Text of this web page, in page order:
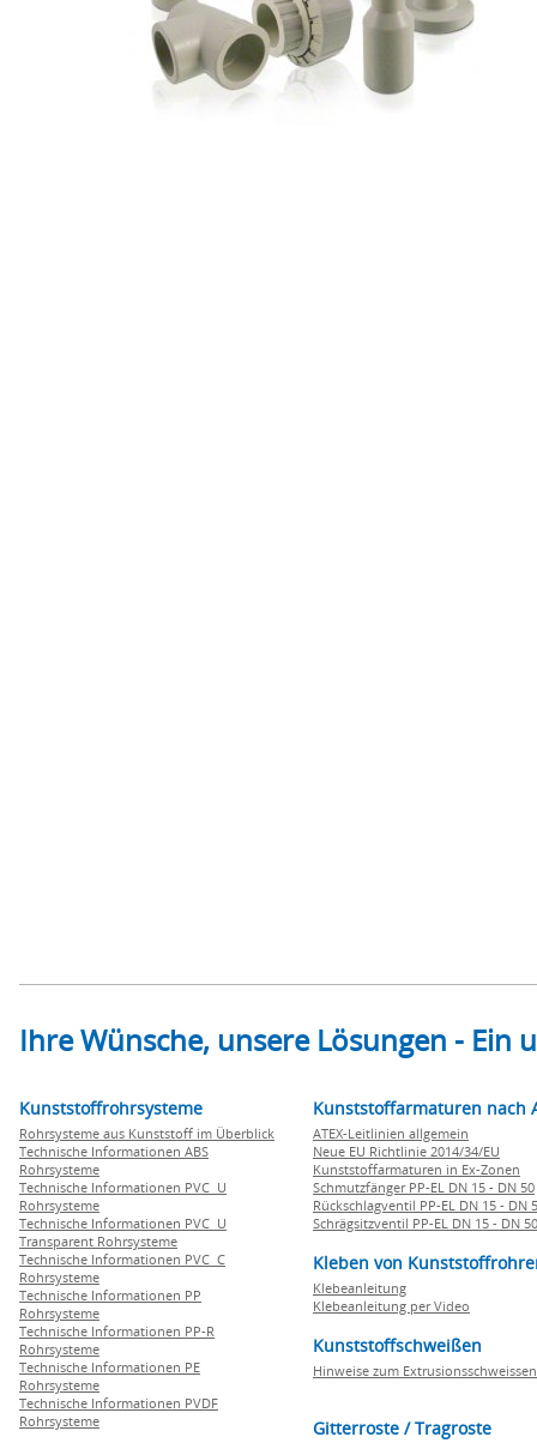
Ihre Wünsche, unsere Lösungen -
Kunststoffrohrsysteme
Rohrsysteme aus Kunststoff im Überblick
Technische Informationen ABS
Rohrsysteme
Technische Informationen PVC U
Rohrsysteme
Technische Informationen PVC U
Transparent Rohrsysteme
Technische Informationen PVC C
Rohrsysteme
Technische Informationen PP
Rohrsysteme
Technische Informationen PP-R
Rohrsysteme
Technische Informationen PE
Rohrsysteme
Technische Informationen PVDF
Rohrsysteme
Kunststoffarmaturen nach
ATEX-Leitlinien allgemein
Neue EU Richtlinie 2014/34/EU
Kunststoffarmaturen in Ex-Zonen
Schmutzfänger PP-EL DN 15 - DN 50
Rückschlagventil PP-EL DN 15 - DN
Schrägsitzventil PP-EL DN 15 - DN 50
Kleben von
Klebeanleitung
Klebeanleitung per Video
Kunststoffschweißen
Hinweise zum Extrusionsschweissen
Gitterroste / Tragroste